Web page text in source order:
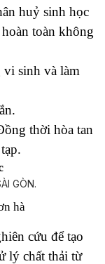
huỷ sinh học
toàn không
vi sinh và làm
thời hòa tan
hà
cứu để tạo
lý chất thải từ